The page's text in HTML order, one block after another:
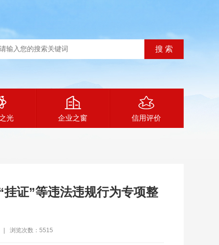
光 企业之窗 信用评价
证”等违法违规行为专项整
浏览次数：5515